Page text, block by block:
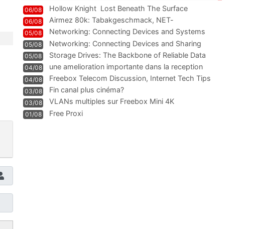
06/08 Hollow Knight  Lost Beneath The Surface
06/08
Airmez 80k: Tabakgeschmack, NET-
Technologie und Leistung im
05/08 Networking: Connecting Devices and Systems
05/08
Networking: Connecting Devices and Sharing
Information
05/08
Storage Drives: The Backbone of Reliable Data
Management
04/08
une amelioration importante dans la reception
WIFI
04/08
Freebox Telecom Discussion, Internet Tech Tips
Communi
03/08 Fin canal plus cinéma?
03/08 VLANs multiples sur Freebox Mini 4K
01/08 Free Proxi